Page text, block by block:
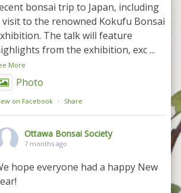
bonsai trip to Japan, including
visit to the renowned Kokufu Bonsai
The talk will feature
from the exhibition, exc...
More
Photo
on Facebook · Share
Ottawa Bonsai Society
7 months ago
hope everyone had a happy New